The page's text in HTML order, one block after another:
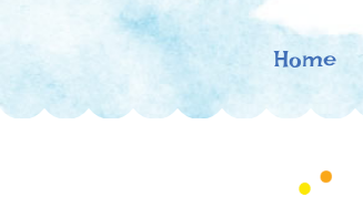
Ein flexibles
Home